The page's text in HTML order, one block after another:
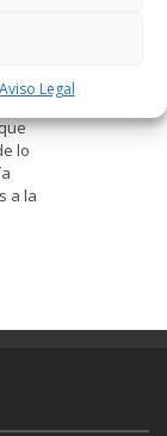
Aviso Legal
lo
lo
a la